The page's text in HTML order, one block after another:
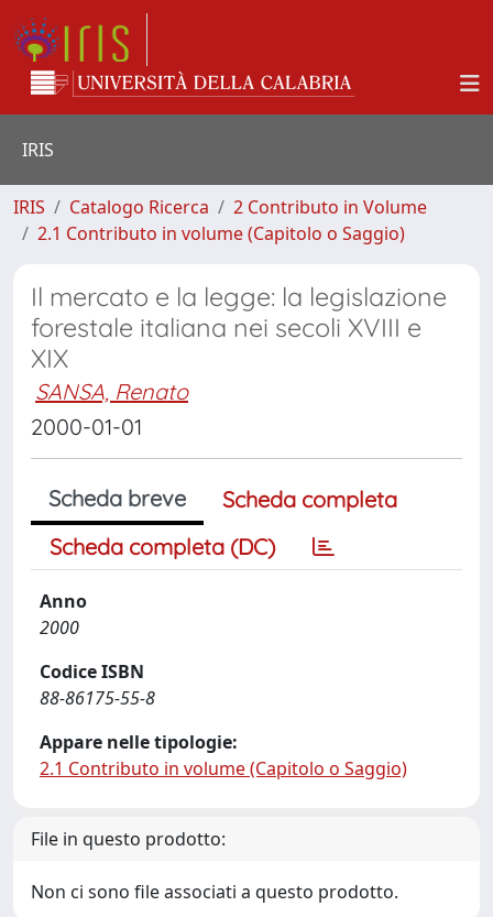
IRIS
IRIS Catalogo Ricerca
2 Contributo in Volume
2.1 Contributo in volume (Capitolo o Saggio)
Il mercato e la legge: la legislazione
forestale italiana nei secoli XVIII e
XIX
SANSA, Renato
2000-01-01
Scheda breve
Scheda completa
Scheda completa (DC)
Anno
2000
Codice ISBN
88-86175-55-8
Appare nelle tipologie:
2.1 Contributo in volume (Capitolo o Saggio)
File in questo prodotto:
Non ci sono file associati a questo prodotto.